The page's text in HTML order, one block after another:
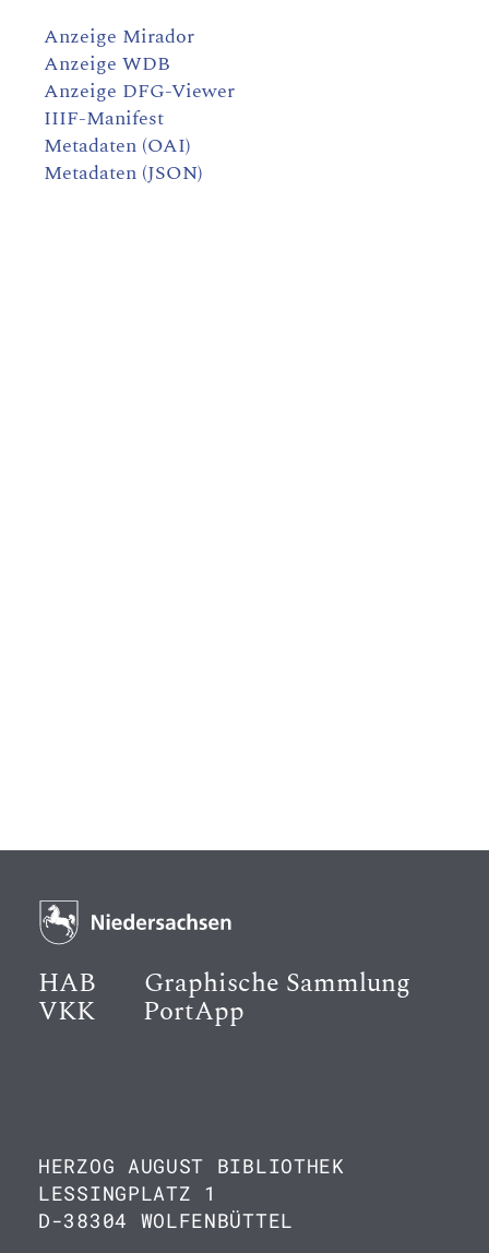
Anzeige Mirador
Anzeige WDB
Anzeige DFG-Viewer
IIIF-Manifest
Metadaten (OAI)
Metadaten (JSON)
HAB Graphische Sammlung
VKK PortApp
HERZOG AUGUST BIBLIOTHEK
LESSINGPLATZ 1
D-38304 WOLFENBÜTTEL